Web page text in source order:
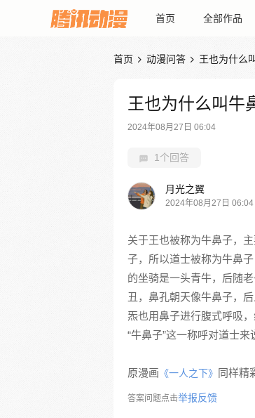
首页 全部作品
首页  动漫问答  王也为什么
王也为什么叫牛
2024年08月27日 06:04
1个回答
月光之翼
2024年08月27日 06:04
关于王也被称为牛鼻子，
子，所以道士被称为牛鼻
的坐骑是一头青牛，后随
丑，鼻孔朝天像牛鼻子，
炁也用鼻子进行腹式呼吸
“牛鼻子”这一称呼对道士来
原漫画 《一人之下》 同样精
答案问题点击举报反馈